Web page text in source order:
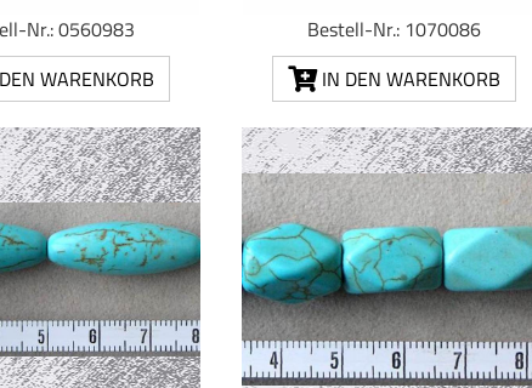
Nr.: 0560983
WARENKORB
Bestell-Nr.: 1070086
IN DEN WARENKORB